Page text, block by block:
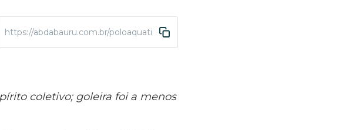
https://abdabauru.com.br/poloaquatico-paulista-sub14-feminino-2025
coletivo; goleira foi a menos